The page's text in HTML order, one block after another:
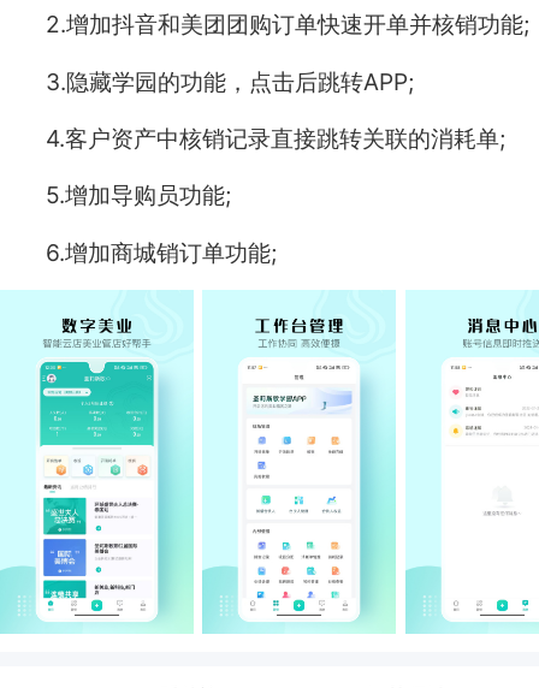
2.增加抖音和美团团购订单快速开单并核销功能;
3.隐藏学园的功能，点击后跳转APP;
4.客户资产中核销记录直接跳转关联的消耗单;
5.增加导购员功能;
6.增加商城销订单功能;